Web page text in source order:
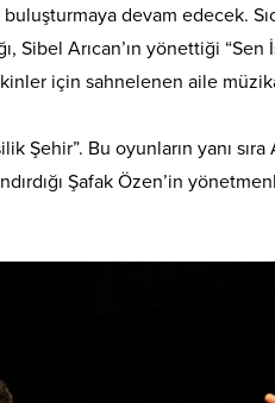
devam edecek.
Sibel Arıcan’ın yönettiği “Sen
için sahnelenen aile
Şehir”. Bu oyunların yanı
Şafak Özen’in